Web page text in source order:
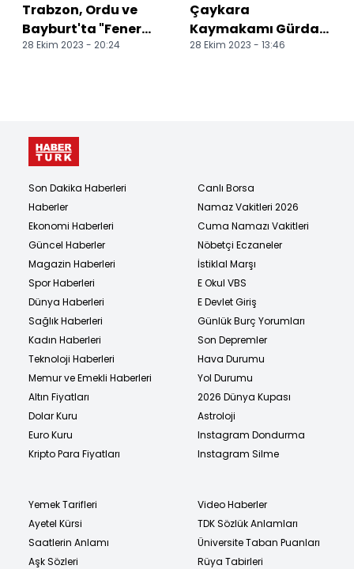
Trabzon, Ordu ve
Bayburt'ta "Fener
Alayı" düzenlendi
28 Ekim 2023 - 20:24
Çaykara
Kaymakamı Gürdal
Erbek'ten mahalle
28 Ekim 2023 - 13:46
Son Dakika Haberleri
Haberler
Ekonomi Haberleri
Güncel Haberler
Magazin Haberleri
Spor Haberleri
Dünya Haberleri
Sağlık Haberleri
Kadın Haberleri
Teknoloji Haberleri
Memur ve Emekli Haberleri
Altın Fiyatları
Dolar Kuru
Euro Kuru
Kripto Para Fiyatları
Canlı Borsa
Namaz Vakitleri 2026
Cuma Namazı Vakitleri
Nöbetçi Eczaneler
İstiklal Marşı
E Okul VBS
E Devlet Giriş
Günlük Burç Yorumları
Son Depremler
Hava Durumu
Yol Durumu
2026 Dünya Kupası
Astroloji
Instagram Dondurma
Instagram Silme
Yemek Tarifleri
Ayetel Kürsi
Saatlerin Anlamı
Aşk Sözleri
Video Haberler
TDK Sözlük Anlamları
Üniversite Taban Puanları
Rüya Tabirleri